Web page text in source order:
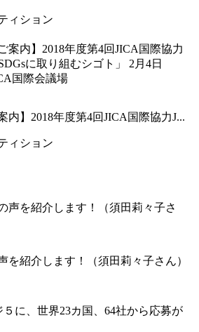
ィション
内】2018年度第4回JICA国際協力J...
ィション
を紹介します！（須田莉々子さん）